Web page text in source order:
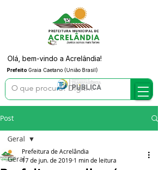
Prefeito Graia Caetano (União Brasil)
Olá, bem-vindo a Acrelândia!
Post
Geral
Geral
Prefeitura de Acrelândia
17 de jun. de 2019 1 min de leitura